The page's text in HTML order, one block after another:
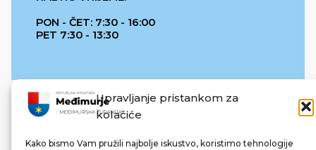
Upravljanje pristankom za
kolačiće
Kako bismo Vam pružili najbolje iskustvo, koristimo tehnologije
PON - ČET: 7:30 - 16:00
PET 7:30 - 13:30